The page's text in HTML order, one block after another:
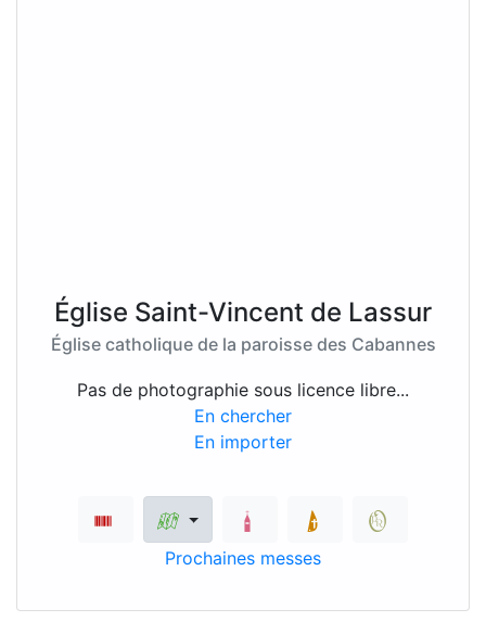
Église Saint-Vincent de Lassur
Église catholique de la paroisse des Cabannes
Pas de photographie sous licence libre...
En chercher
En importer
Prochaines messes